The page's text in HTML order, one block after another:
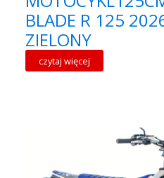
BLADE R 125
ZIELONY
czytaj więcej